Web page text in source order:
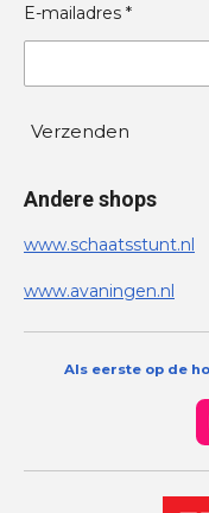
E-mailadres *
Verzenden
Andere shops
www.schaatsstunt.nl
www.avaningen.nl
Als eerste op de